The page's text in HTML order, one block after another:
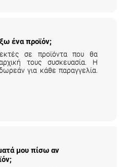
ένα προϊόν;
σε προϊόντα που θα
τους συσκευασία. Η
για κάθε παραγγελία.
μου πίσω αν